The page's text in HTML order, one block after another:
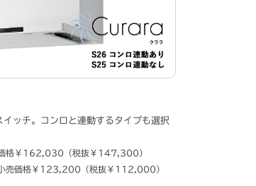
イッチ。コンロと連動するタイプも選択
価格￥162,030（税抜￥147,300）
売価格￥123,200（税抜￥112,000）